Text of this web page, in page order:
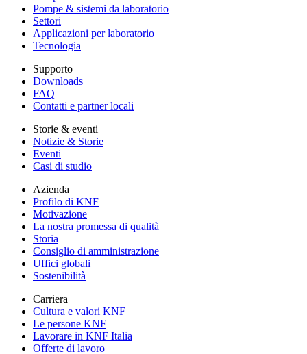
Pompe & sistemi da laboratorio
Settori
Applicazioni per laboratorio
Tecnologia
Supporto
Downloads
FAQ
Contatti e partner locali
Storie & eventi
Notizie & Storie
Eventi
Casi di studio
Azienda
Profilo di KNF
Motivazione
La nostra promessa di qualità
Storia
Consiglio di amministrazione
Uffici globali
Sostenibilità
Carriera
Cultura e valori KNF
Le persone KNF
Lavorare in KNF Italia
Offerte di lavoro